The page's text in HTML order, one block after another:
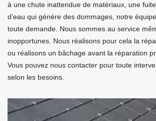
à une chute inattendue de matériaux, une
d’eau qui génère des dommages, notre
toute demande. Nous sommes au service
inopportunes. Nous réalisons pour cela la
ou réalisons un bâchage avant la réparation
Vous pouvez nous contacter pour toute
selon les besoins.